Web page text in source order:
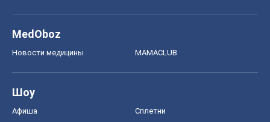
MedOboz
Новости медицины MAMACLUB
Шоу
Афиша Сплетни